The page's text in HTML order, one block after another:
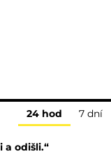
24 hod 7 dní
a odišli.“